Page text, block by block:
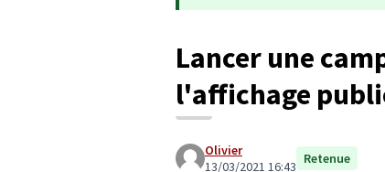
Lancer une
l'affichage
Olivier
13/03/2021 16:43 Retenue